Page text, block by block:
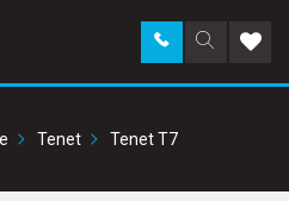
Поиск
по
Заказать
звонок в
Tenet Tenet T7